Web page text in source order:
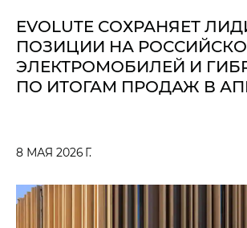
EVOLUTE СОХРАНЯЕТ
ПОЗИЦИИ НА
ЭЛЕКТРОМОБИЛЕЙ И
ПО ИТОГАМ ПРОДАЖ В
8 МАЯ 2026 Г.